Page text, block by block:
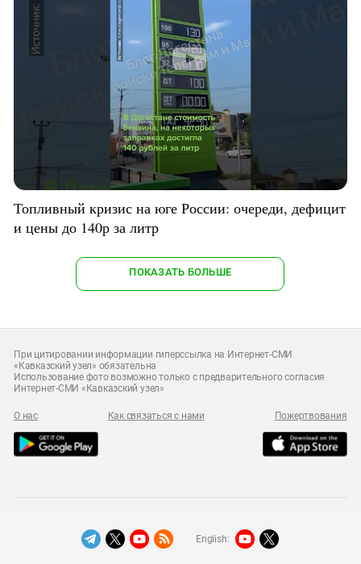
Топливный кризис на юге России: очереди, дефицит
и цены до 140р за литр
ПОКАЗАТЬ БОЛЬШЕ
При цитировании информации гиперссылка на Интернет-СМИ
«Кавказский узел» обязательна
Использование фото возможно только с предварительного согласия
Интернет-СМИ «Кавказский узел»
О нас Как связаться с нами Пожертвования
English: